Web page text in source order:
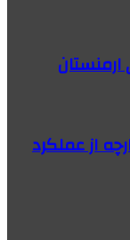
ارمنستان
از عملکرد